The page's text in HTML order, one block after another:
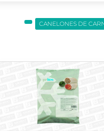
CANELONES DE